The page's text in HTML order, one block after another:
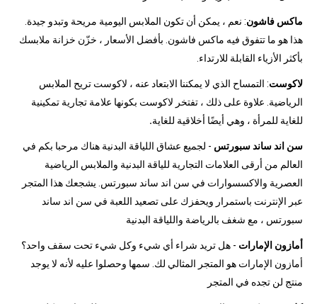
ماكس فاشون: نعم ، يمكن أن تكون الملابس اليومية مريحة وتبدو جيدة.
هذا هو ما تتفوق فيه ماكس فاشون. بأفضل الأسعار ، خزّن خزانة ملابسك
بأكثر الأزياء القابلة للارتداء.
لاكوست: التمساح الذي لا يمكننا الابتعاد عنه ، لاكوست تريح الملابس
الرياضية. علاوة على ذلك ، تفتخر لاكوست بكونها علامة تجارية تمكينية
للغاية للمرأة ، وهي أيضًا أخلاقية للغاية.
سن اند ساند سبورتس - لجميع عشاق اللياقة البدنية هناك مرحبا بكم في
العالم من أرقى العلامات التجارية للياقة البدنية والملابس الرياضية
العصرية والاكسسوارات في سن اند ساند سبورتس. يشجعك هذا المتجر
عبر الإنترنت باستمرار ويحفزك على تصعيد اللعبة في سن اند ساند
سبورتس ، مع شغف بالرياضة واللياقة البدنية
أمازون الإمارات - هل تريد شراء أي شيء وكل شيء تحت سقف واحد؟
أمازون الإمارات هو المتجر المثالي لك. سمها وحصلوا عليه لأنه لا يوجد
منتج لن تجده في المتجر